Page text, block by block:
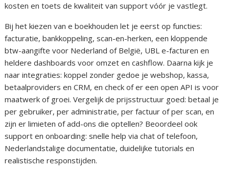
kosten en toets de kwaliteit van support vóór je vastlegt.
Bij het kiezen van e boekhouden let je eerst op functies:
facturatie, bankkoppeling, scan-en-herken, een kloppende
btw-aangifte voor Nederland of België, UBL e-facturen en
heldere dashboards voor omzet en cashflow. Daarna kijk je
naar integraties: koppel zonder gedoe je webshop, kassa,
betaalproviders en CRM, en check of er een open API is voor
maatwerk of groei. Vergelijk de prijsstructuur goed: betaal je
per gebruiker, per administratie, per factuur of per scan, en
zijn er limieten of add-ons die optellen? Beoordeel ook
support en onboarding: snelle help via chat of telefoon,
Nederlandstalige documentatie, duidelijke tutorials en
realistische responstijden.